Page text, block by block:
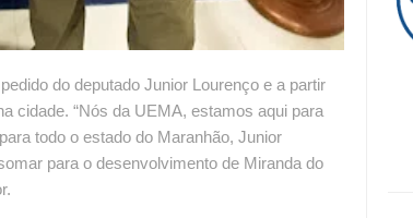
do deputado Junior Lourenço e a partir
cidade. “Nós da UEMA, estamos aqui para
todo o estado do Maranhão, Junior
para o desenvolvimento de Miranda do